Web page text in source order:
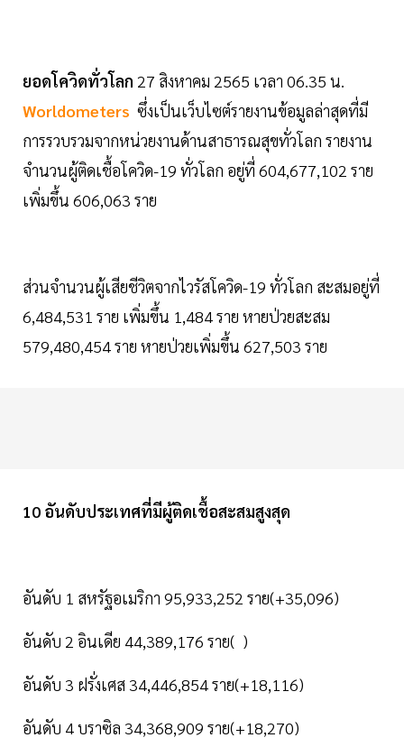
ยอดโควิดทั่วโลก 27 สิงหาคม 2565 เวลา 06.35 น.
Worldometers ซึ่งเป็นเว็บไซต์รายงานข้อมูลล่าสุดที่มี
การรวบรวมจากหน่วยงานด้านสาธารณสุขทั่วโลก รายงาน
จำนวนผู้ติดเชื้อโควิด-19 ทั่วโลก อยู่ที่ 604,677,102 ราย
เพิ่มขึ้น 606,063 ราย
ส่วนจำนวนผู้เสียชีวิตจากไวรัสโควิด-19 ทั่วโลก สะสมอยู่ที่
6,484,531 ราย เพิ่มขึ้น 1,484 ราย หายป่วยสะสม
579,480,454 ราย หายป่วยเพิ่มขึ้น 627,503 ราย
10 อันดับประเทศที่มีผู้ติดเชื้อสะสมสูงสุด
อันดับ 1 สหรัฐอเมริกา 95,933,252 ราย(+35,096)
อันดับ 2 อินเดีย 44,389,176 ราย( )
อันดับ 3 ฝรั่งเศส 34,446,854 ราย(+18,116)
อันดับ 4 บราซิล 34,368,909 ราย(+18,270)